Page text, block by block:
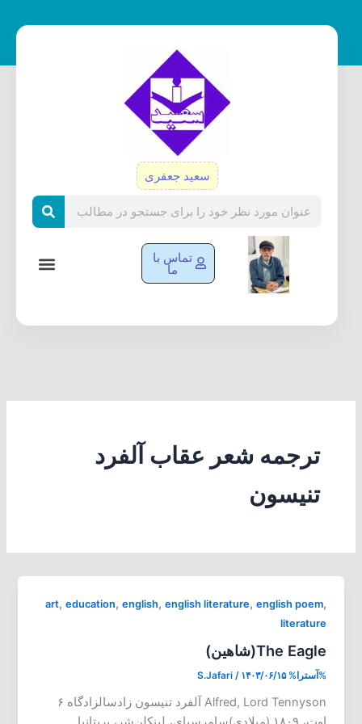
سعید جعفری
تماس با
ما
ترجمه شعر عقاب آلفرد
تنیسون
art, education, english, english literature, english poem,
literature
The Eagle(شاهین)
%آسترا% S.Jafari / ۱۴۰۳/۰۶/۱۵
Alfred, Lord Tennyson آلفرد تنیسون زادسالزادگاه ۶